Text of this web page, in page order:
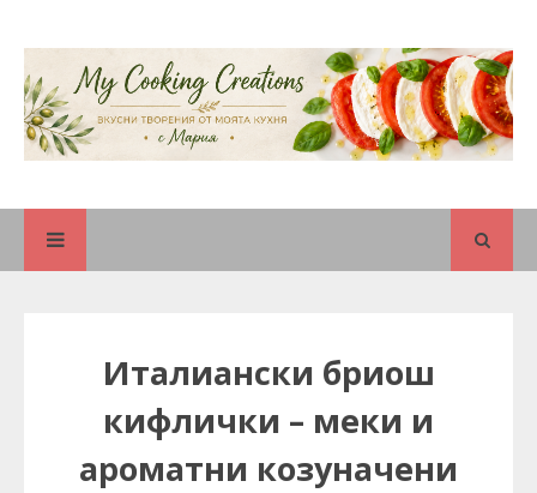
Италиански бриош
кифлички – меки и
ароматни козуначени